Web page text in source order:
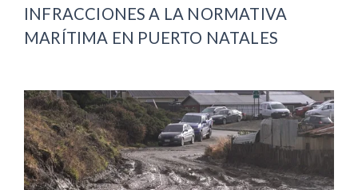
INFRACCIONES A LA NORMATIVA
MARÍTIMA EN PUERTO NATALES